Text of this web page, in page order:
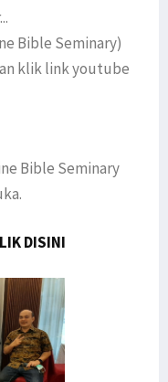
Bible Seminary)
klik link youtube
Bible Seminary
DISINI